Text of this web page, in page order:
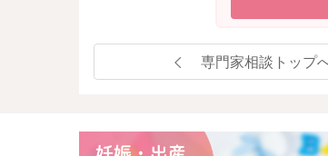
専門家相談トップ